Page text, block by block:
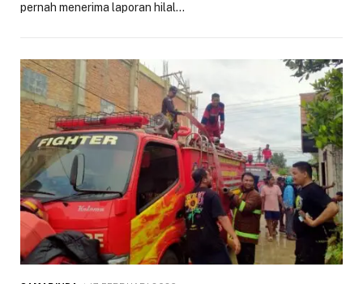
pernah menerima laporan hilal…